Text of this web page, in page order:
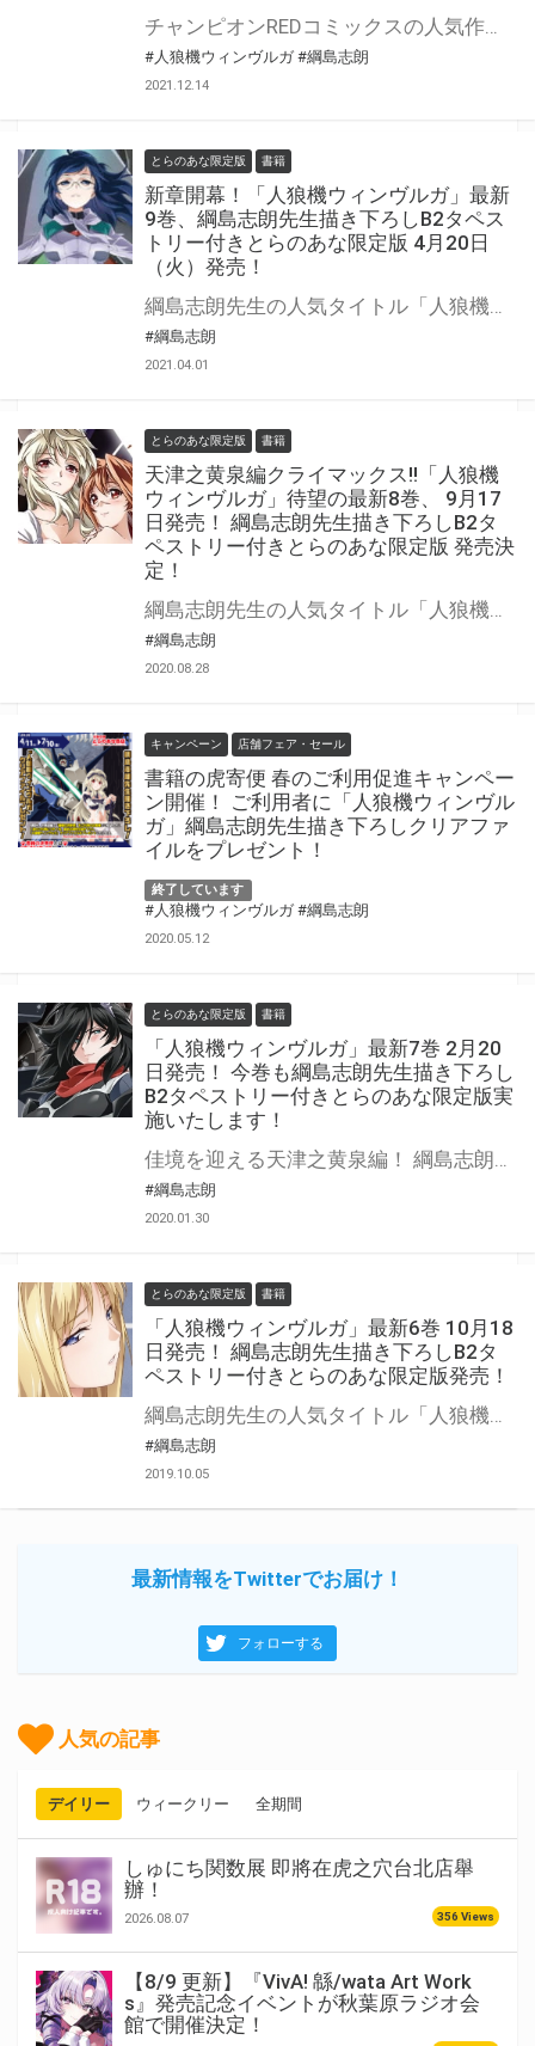
#人狼機ウィンヴルガ #綱島志朗
2021.12.14
とらのあな限定版 書籍
新章開幕！「人狼機ウィンヴルガ」最新
9巻、綱島志朗先生描き下ろしB2タペス
トリー付きとらのあな限定版 4月20日
（火）発売！
#綱島志朗
2021.04.01
とらのあな限定版 書籍
天津之黄泉編クライマックス!!「人狼機
ウィンヴルガ」待望の最新8巻、 9月17
日発売！ 綱島志朗先生描き下ろしB2タ
ペストリー付きとらのあな限定版 発売決
定！
#綱島志朗
2020.08.28
キャンペーン 店舗フェア・セール
書籍の虎寄便 春のご利用促進キャンペー
ン開催！ ご利用者に「人狼機ウィンヴル
ガ」綱島志朗先生描き下ろしクリアファ
イルをプレゼント！
終了しています
#人狼機ウィンヴルガ #綱島志朗
2020.05.12
とらのあな限定版 書籍
「人狼機ウィンヴルガ」最新7巻 2月20
日発売！ 今巻も綱島志朗先生描き下ろし
B2タペストリー付きとらのあな限定版実
施いたします！
#綱島志朗
2020.01.30
とらのあな限定版 書籍
「人狼機ウィンヴルガ」最新6巻 10月18
日発売！ 綱島志朗先生描き下ろしB2タ
ペストリー付きとらのあな限定版発売！
#綱島志朗
2019.10.05
最新情報をTwitterでお届け！
フォローする
人気の記事
デイリー ウィークリー 全期間
しゅにち関数展 即將在虎之穴台北店舉
辦！
2026.08.07 356 Views
【8/9 更新】『VivA! 緜/wata Art Work
s』発売記念イベントが秋葉原ラジオ会
館で開催決定！